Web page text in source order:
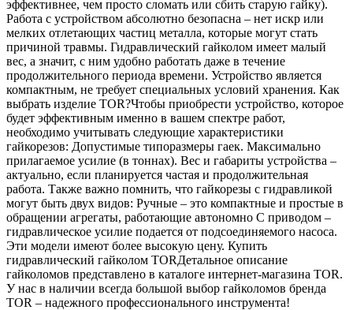
эффективнее, чем просто сломать или сбить старую гайку).
Работа с устройством абсолютно безопасна – нет искр или
мелких отлетающих частиц металла, которые могут стать
причиной травмы. Гидравлический гайколом имеет малый
вес, а значит, с ним удобно работать даже в течение
продолжительного периода времени. Устройство является
компактным, не требует специальных условий хранения. Как
выбрать изделие TOR?Чтобы приобрести устройство, которое
будет эффективным именно в вашем спектре работ,
необходимо учитывать следующие характеристики
гайкорезов: Допустимые типоразмеры гаек. Максимально
прилагаемое усилие (в тоннах). Вес и габариты устройства –
актуально, если планируется частая и продолжительная
работа. Также важно помнить, что гайкорезы с гидравликой
могут быть двух видов: Ручные – это компактные и простые в
обращении агрегаты, работающие автономно С приводом –
гидравлическое усилие подается от подсоединяемого насоса.
Эти модели имеют более высокую цену. Купить
гидравлический гайколом TORДетальное описание
гайколомов представлено в каталоге интернет-магазина TOR.
У нас в наличии всегда большой выбор гайколомов бренда
TOR – надежного профессионального инструмента!